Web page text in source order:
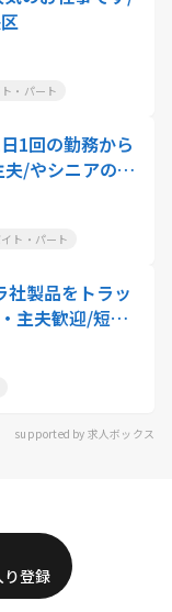
・パート
1回の勤務から
/やシニアの方
通勤もOK
ト・パート
製品をトラッ
主夫歓迎/短時
supported by 求人ボックス
登録